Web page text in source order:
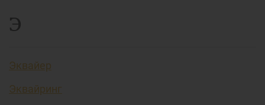
Э
Эквайер
Эквайринг